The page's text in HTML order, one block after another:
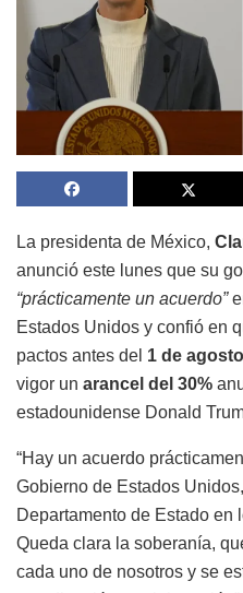
La presidenta de México,
anunció este lunes que su
“prácticamente un acuerdo”
Estados Unidos y confió en
pactos antes del 1 de agosto
vigor un arancel del 30%
estadounidense Donald
“Hay un acuerdo
Gobierno de Estados
Departamento de Estado en
Queda clara la soberanía,
cada uno de nosotros y se